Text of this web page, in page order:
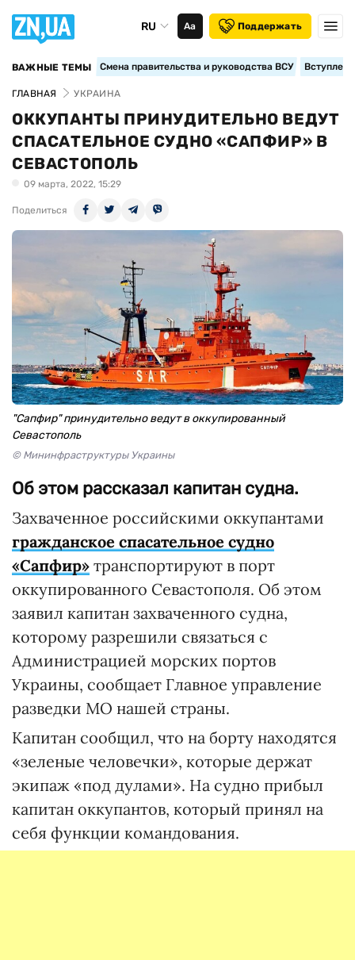
RU Аа Поддержать
ВАЖНЫЕ ТЕМЫ Смена правительства и руководства ВСУ
ГЛАВНАЯ УКРАИНА
ОККУПАНТЫ ПРИНУДИТЕЛЬНО ВЕДУТ
СПАСАТЕЛЬНОЕ СУДНО «САПФИР» В
СЕВАСТОПОЛЬ
09 марта, 2022, 15:29
Поделиться
"Сапфир" принудительно ведут в оккупированный
Севастополь
© Мининфраструктуры Украины
Об этом рассказал капитан судна.
Захваченное российскими оккупантами
гражданское спасательное судно
«Сапфир» транспортируют в порт
оккупированного Севастополя. Об этом
заявил капитан захваченного судна,
которому разрешили связаться с
Администрацией морских портов
Украины, сообщает Главное управление
разведки МО нашей страны.
Капитан сообщил, что на борту находятся
«зеленые человечки», которые держат
экипаж «под дулами». На судно прибыл
капитан оккупантов, который принял на
себя функции командования.